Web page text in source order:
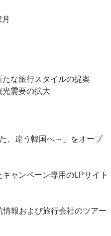
たな旅行スタイルの提案
光需要の拡大
、違う韓国へ～」をオープ
ャンペーン専用のLPサイト
報および旅行会社のツアー